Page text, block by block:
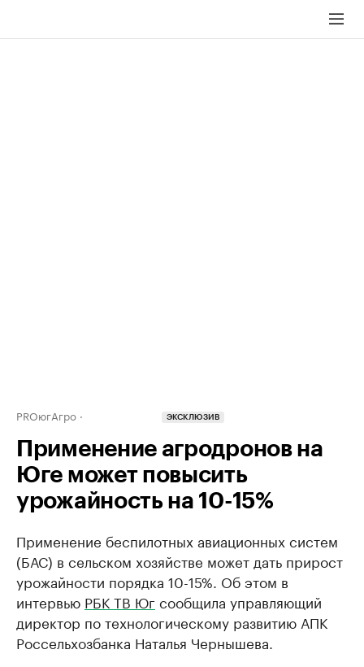
PROюгАгро ЭКСКЛЮЗИВ
Применение агродронов на
Юге может повысить
урожайность на 10-15%
Применение беспилотных авиационных систем
(БАС) в сельском хозяйстве может дать прирост
урожайности порядка 10-15%. Об этом в
интервью РБК ТВ Юг сообщила управляющий
директор по технологическому развитию АПК
Россельхозбанка Наталья Чернышева.